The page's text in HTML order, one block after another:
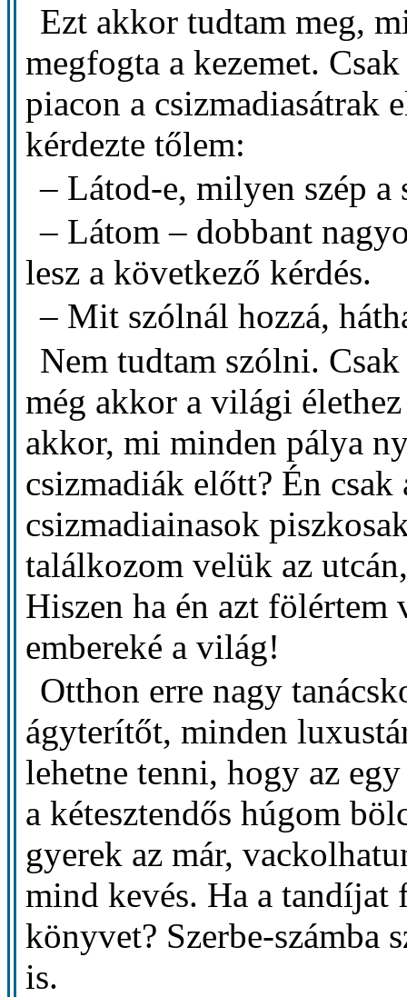
Ezt akkor tudtam meg,
megfogta a kezemet.
piacon a csizmadiasátrak
kérdezte tőlem:
– Látod-e, milyen szép a
– Látom – dobbant
lesz a következő kérdés.
– Mit szólnál hozzá,
Nem tudtam szólni.
még akkor a világi
akkor, mi minden pálya
csizmadiák előtt? Én
csizmadiainasok
találkozom velük az
Hiszen ha én azt
embereké a világ!
Otthon erre nagy
ágyterítőt, minden
lehetne tenni, hogy az
a kétesztendős húgom
gyerek az már,
mind kevés. Ha a
könyvet? Szerbe-számba
is.